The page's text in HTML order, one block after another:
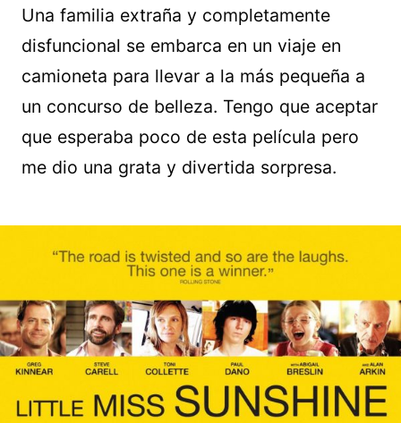
Una familia extraña y completamente
disfuncional se embarca en un viaje en
camioneta para llevar a la más pequeña a
un concurso de belleza. Tengo que aceptar
que esperaba poco de esta película pero
me dio una grata y divertida sorpresa.